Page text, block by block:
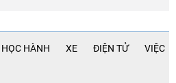
HỌC HÀNH XE ĐIỆN TỬ VIỆC